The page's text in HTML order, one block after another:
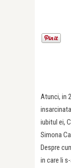
Atunci, in
iubitul ei,
Simona
Despre
in care li